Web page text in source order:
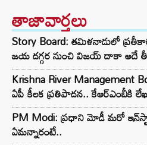
తాజావార్తలు
Story Board: తమిళనాడులో
జయ దగ్గర నుంచి విజయ్ దాకా అదే
Krishna River Management
ఏపీ కీలక ప్రతిపాదన.. కేఆర్ఎంబీకి లేఖ
PM Modi: ప్రధాని మోడీ మరో
ఏమన్నారంటే..